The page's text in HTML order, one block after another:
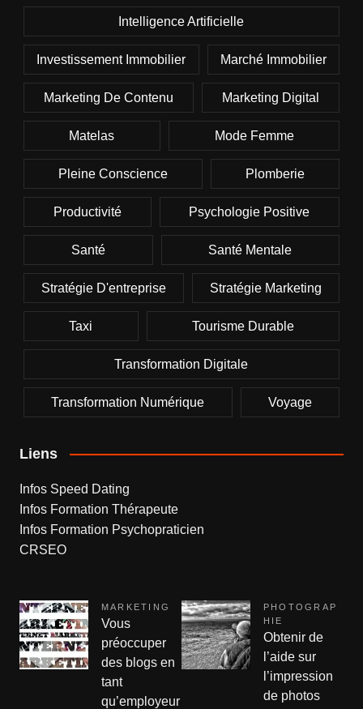
Intelligence Artificielle
Investissement Immobilier Marché Immobilier
Marketing De Contenu Marketing Digital
Matelas Mode Femme
Pleine Conscience Plomberie
Productivité Psychologie Positive
Santé Santé Mentale
Stratégie D'entreprise Stratégie Marketing
Taxi Tourisme Durable
Transformation Digitale
Transformation Numérique Voyage
Liens
Infos Speed Dating
Infos Formation Thérapeute
Infos Formation Psychopraticien
CRSEO
MARKETING
Vous
préoccuper
des blogs en
tant
qu’employeur
PHOTOGRAP
HIE
Obtenir de
l’aide sur
l’impression
de photos